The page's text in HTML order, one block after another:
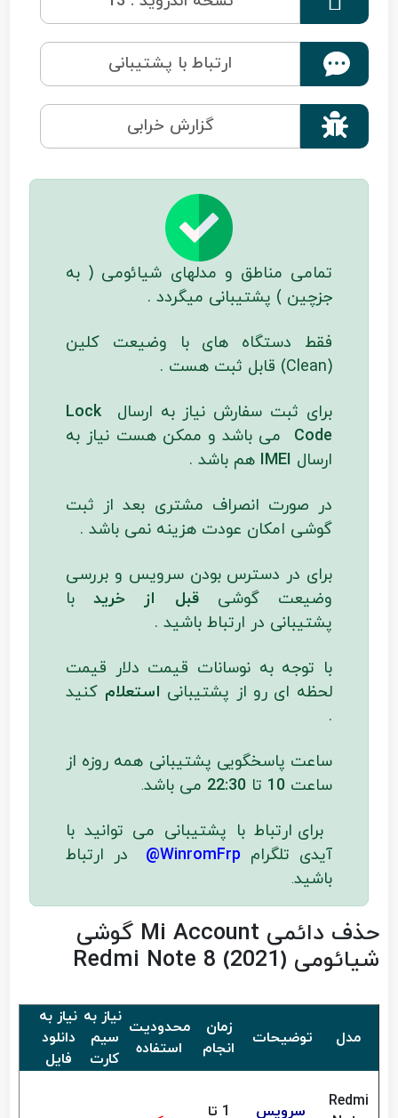
ارتباط با پشتیبانی
 گزارش خرابی
تمامی مناطق و مدلهای شیائومی ( به
جزچین ) پشتیبانی میگردد .
فقط دستگاه های با وضیعت کلین
(Clean) قابل ثبت هست .
برای ثبت سفارش نیاز به ارسال Lock
Code می باشد و ممکن هست نیاز به
ارسال IMEI هم باشد .
در صورت انصراف مشتری بعد از ثبت
گوشی امکان عودت هزینه نمی باشد .
برای در دسترس بودن سرویس و بررسی
وضیعت گوشیقبل از خریدبا
پشتیبانی در ارتباط باشید .
با توجه به نوسانات قیمت دلار قیمت
لحظه ای رو از پشتیبانی استعلام کنید
.
ساعت پاسخگویی پشتیبانی همه روزه از
ساعت 10 تا 22:30 می باشد.
برای ارتباط با پشتیبانی می توانید با
آیدی تلگرام WinromFrp@
در ارتباط
باشید.
حذف دائمی Mi Account گوشی
شیائومی Redmi Note 8 (2021)
مدل توضیحات
زمان
انجام
محدودیت
استفاده
نیاز به
سیم
کارت
نیاز به
دانلود
فایل
Redmi
سرویس 1 تا